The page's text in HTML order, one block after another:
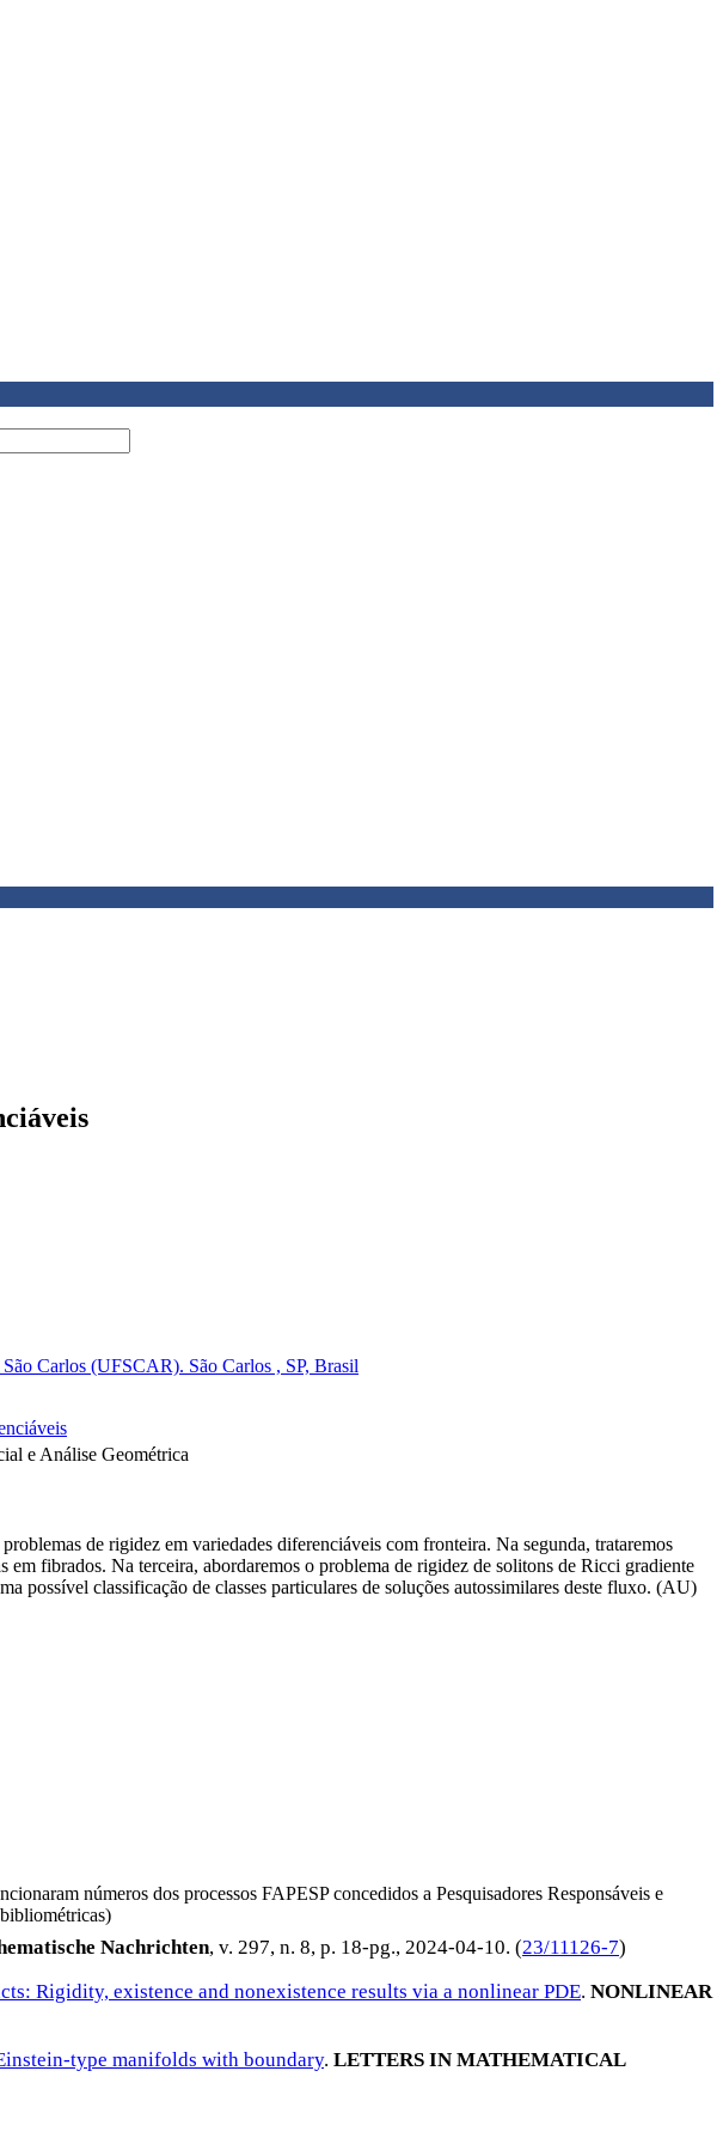
Carlos (UFSCAR). São Carlos , SP, Brasil
e Análise Geométrica
de rigidez em variedades diferenciáveis com fronteira. Na segunda, trataremos
fibrados. Na terceira, abordaremos o problema de rigidez de solitons de Ricci gradiente
possível classificação de classes particulares de soluções autossimilares deste fluxo. (AU)
números dos processos FAPESP concedidos a Pesquisadores Responsáveis e
Nachrichten, v. 297, n. 8, p. 18-pg., 2024-04-10. (23/11126-7)
Rigidity, existence and nonexistence results via a nonlinear PDE. NONLINEAR
type manifolds with boundary. LETTERS IN MATHEMATICAL